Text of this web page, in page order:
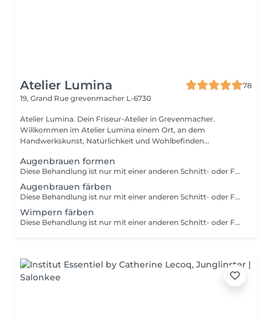
Atelier Lumina
78
19, Grand Rue grevenmacher L-6730
Atelier Lumina. Dein Friseur-Atelier in Grevenmacher.
Willkommen im Atelier Lumina einem Ort, an dem
Handwerkskunst, Natürlichkeit und Wohlbefinden...
Augenbrauen formen
Diese Behandlung ist nur mit einer anderen Schnitt- oder Farbbehandlung buchbar.
Augenbrauen färben
Diese Behandlung ist nur mit einer anderen Schnitt- oder Farbbehandlung buchbar.
Wimpern färben
Diese Behandlung ist nur mit einer anderen Schnitt- oder Farbbehandlung buchbar.